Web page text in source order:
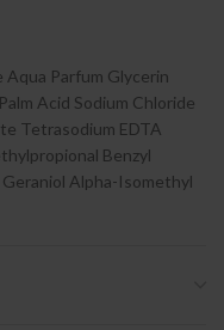
Aqua Parfum Glycerin
Acid Sodium Chloride
Tetrasodium EDTA
Benzyl
Alpha-Isomethyl